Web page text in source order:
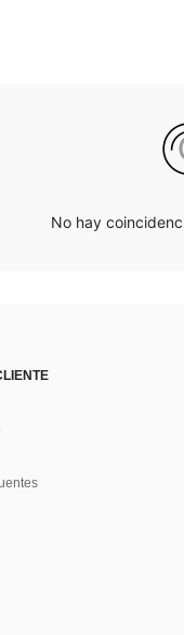
No hay